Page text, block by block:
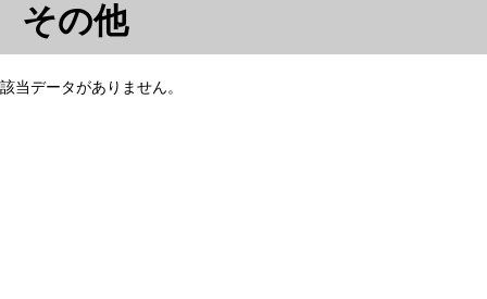
その他
該当データがありません。